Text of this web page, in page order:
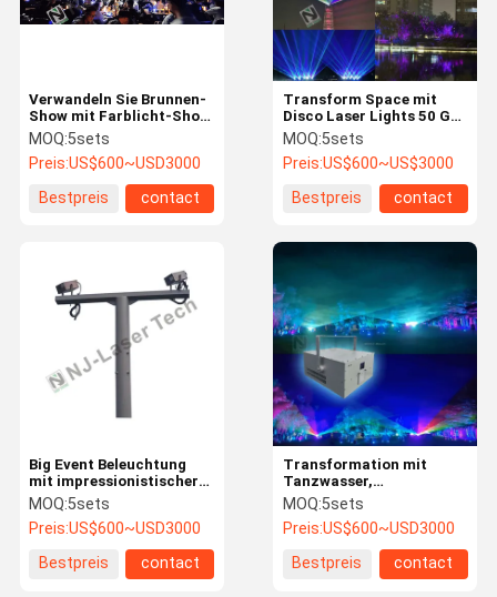
Videos Über Uns
Fabrik Tour
Qualitätskon
Trolle
Kontakt Nachrichten
Transform Space mit
Disco Laser Lights 50 G
Power und 532 Nm
Wellenlänge
MOQ:5sets
Preis:US$600~US$3000
Bestpreis
contact
Verwandeln Sie Brunnen-
Show mit Farblicht-Show
Dekorativ und auffällig
MOQ:5sets
Preis:US$600~USD3000
Bestpreis
contact
Transformation mit
Tanzwasser,
Laserprojektion,
Regulierbarer
Wasserfluss
MOQ:5sets
Preis:US$600~USD3000
Bestpreis
contact
Big Event Beleuchtung
mit impressionistischer
Tour Beleuchtung 15W-
40W Aluminiumlegierung
MOQ:5sets
Preis:US$600~USD3000
Bestpreis
contact